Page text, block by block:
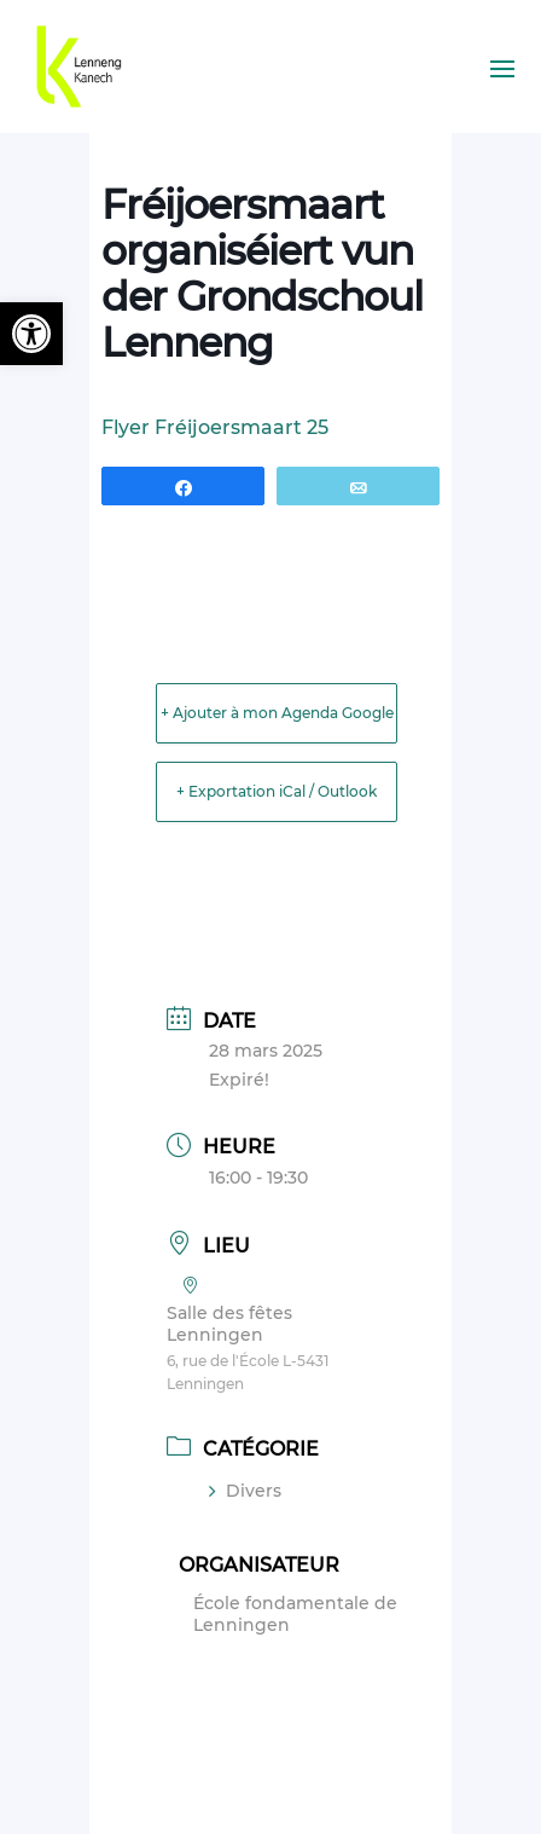
Fréijoersmaart
organiséiert vun
der Grondschoul
Lenneng
Flyer Fréijoersmaart 25
+ Ajouter à mon Agenda Google
+ Exportation iCal / Outlook
DATE
28 mars 2025
Expiré!
HEURE
16:00 - 19:30
LIEU
Salle des fêtes
Lenningen
6, rue de l'École L-5431
Lenningen
CATÉGORIE
Divers
ORGANISATEUR
École fondamentale de
Lenningen
Ouvrir la barre d’outils